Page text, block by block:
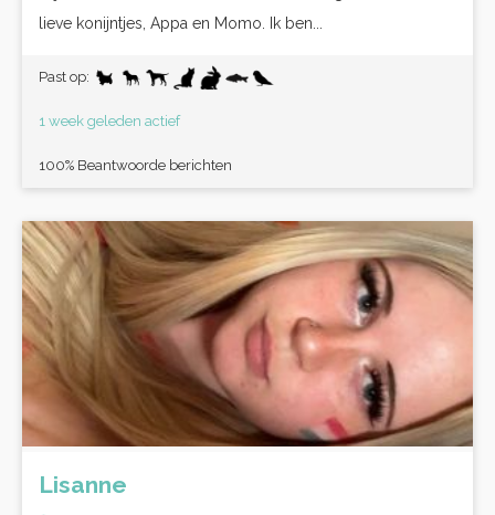
lieve konijntjes, Appa en Momo. Ik ben...
Past op:
1 week geleden actief
100% Beantwoorde berichten
Lisanne